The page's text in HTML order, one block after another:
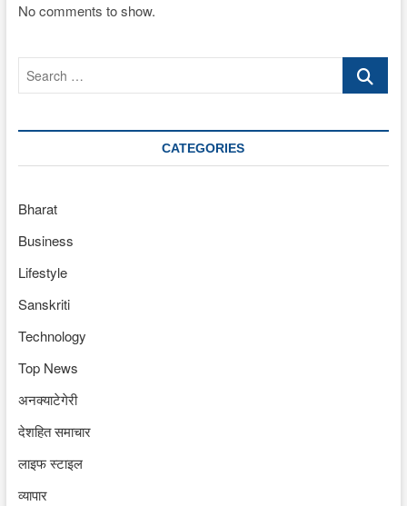
No comments to show.
Search
CATEGORIES
Bharat
Business
Lifestyle
Sanskriti
Technology
Top News
अनक्याटेगेरी
देशहित समाचार
लाइफ स्टाइल
व्यापार